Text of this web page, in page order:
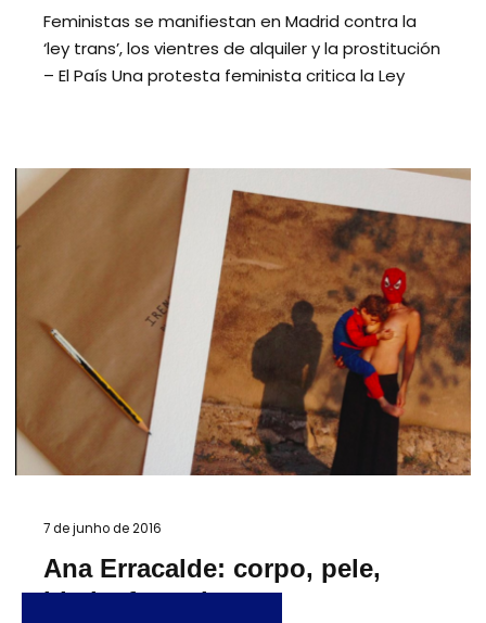
Feministas se manifiestan en Madrid contra la
‘ley trans’, los vientres de alquiler y la prostitución
– El País Una protesta feminista critica la Ley
7 de junho de 2016
Ana Erracalde: corpo, pele,
idade, fronteiras